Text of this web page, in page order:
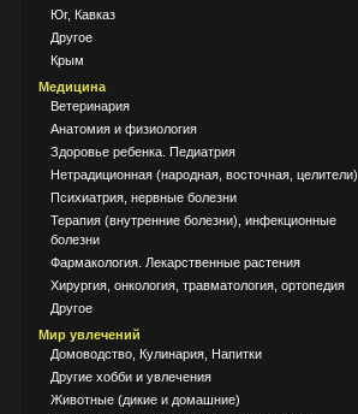
Юг, Кавказ
Другое
Крым
Медицина
Ветеринария
Анатомия и физиология
Здоровье ребенка. Педиатрия
Нетрадиционная (народная, восточная, целители)
Психиатрия, нервные болезни
Терапия (внутренние болезни), инфекционные
болезни
Фармакология. Лекарственные растения
Хирургия, онкология, травматология, ортопедия
Другое
Мир увлечений
Домоводство, Кулинария, Напитки
Другие хобби и увлечения
Животные (дикие и домашние)